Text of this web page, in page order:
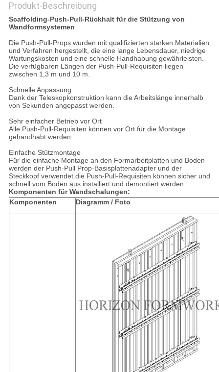
Produkt-Beschreibung
Scaffolding-Push-Pull-Rückhalt für die Stützung von
Wandformsystemen
Die Push-Pull-Props wurden mit qualifizierten starken Materialien
und Verfahren hergestellt, die eine lange Lebensdauer, niedrige
Wartungskosten und eine schnelle Handhabung gewährleisten.
Die verfügbaren Längen der Push-Pull-Requisiten liegen
zwischen 1,3 m und 10 m.
Schnelle Anpassung
Dank der Teleskopkonstruktion kann die Arbeitslänge innerhalb
von Sekunden angepasst werden.
Sehr einfacher Betrieb vor Ort
Alle Push-Pull-Requisiten können vor Ort für die Montage
gehandhabt werden.
Einfache Stützmontage
Für die einfache Montage an den Formarbeitplatten und Boden
werden der Push-Pull Prop-Basisplattenadapter und der
Steckkopf verwendet.die Push-Pull-Requisiten können sicher und
schnell vom Boden aus installiert und demontiert werden.
Komponenten für Wandschalungen:
Komponenten
Diagramm / Foto